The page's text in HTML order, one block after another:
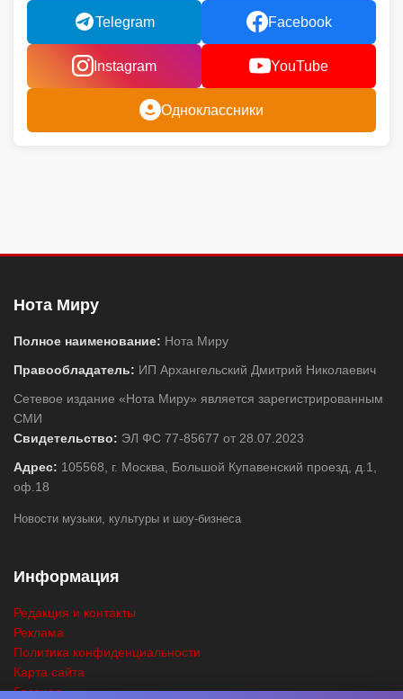
Telegram Facebook
Instagram YouTube
Одноклассники
Нота Миру
Полное наименование: Нота Миру
Правообладатель: ИП Архангельский Дмитрий Николаевич
Сетевое издание «Нота Миру» является зарегистрированным
СМИ
Свидетельство: ЭЛ ФС 77-85677 от 28.07.2023
Адрес: 105568, г. Москва, Большой Купавенский проезд, д.1,
оф.18
Новости музыки, культуры и шоу-бизнеса
Информация
Редакция и контакты
Реклама
Политика конфиденциальности
Карта сайта
Главная